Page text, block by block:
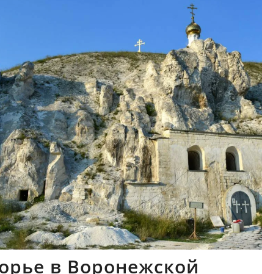
в Воронежской